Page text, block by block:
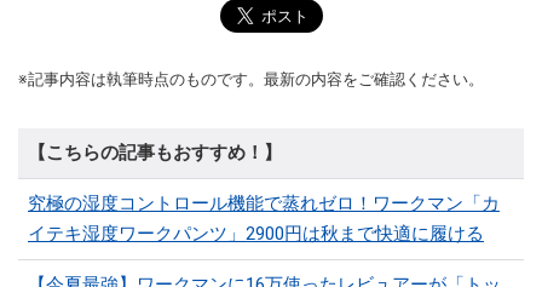
※記事内容は執筆時点のものです。最新の内容をご確認ください。
【こちらの記事もおすすめ！】
究極の湿度コントロール機能で蒸れゼロ！ワークマン「カ
イテキ湿度ワークパンツ」2900円は秋まで快適に履ける